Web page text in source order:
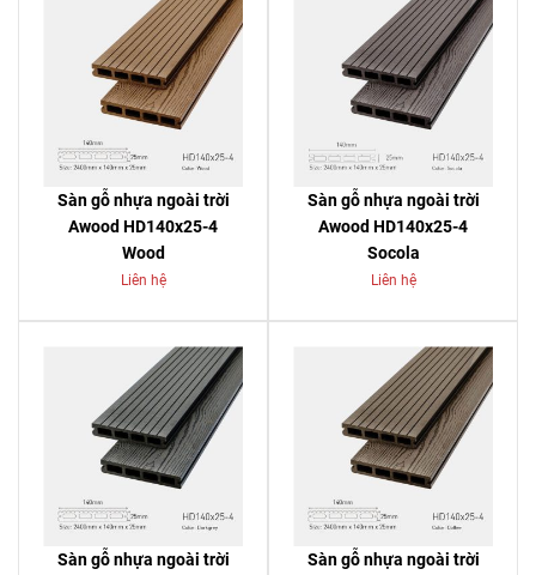
Sàn gỗ nhựa ngoài trời
Awood HD140x25-4
Wood
Liên hệ
Sàn gỗ nhựa ngoài trời
Awood HD140x25-4
Socola
Liên hệ
Sàn gỗ nhựa ngoài trời
Sàn gỗ nhựa ngoài trời